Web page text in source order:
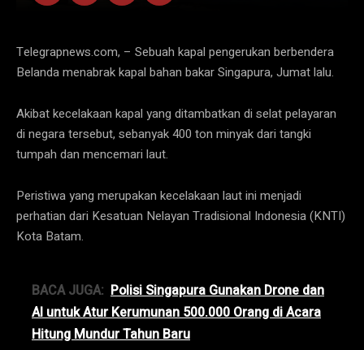
Telegrapnews.com, – Sebuah kapal pengerukan berbendera
Belanda menabrak kapal bahan bakar Singapura, Jumat lalu.
Akibat kecelakaan kapal yang ditambatkan di selat pelayaran
di negara tersebut, sebanyak 400 ton minyak dari tangki
tumpah dan mencemari laut.
Peristiwa yang merupakan kecelakaan laut ini menjadi
perhatian dari Kesatuan Nelayan Tradisional Indonesia (KNTI)
Kota Batam.
BACA JUGA: Polisi Singapura Gunakan Drone dan
AI untuk Atur Kerumunan 500.000 Orang di Acara
Hitung Mundur Tahun Baru